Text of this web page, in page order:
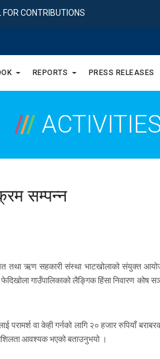
FOR CONTRIBUTIONS
REPORTS PRESS RELEASES
///
सम्पन्न
तथा ऋण सहकारी संस्था भाटखोलाको संयुक्त
गाउँपालिकाको लैङ्गिक हिंसा निवारण कोष
वा केही गर्नको लागि २० हजार रुपियाँ
आवश्यक भएको बताउनुभयो ।